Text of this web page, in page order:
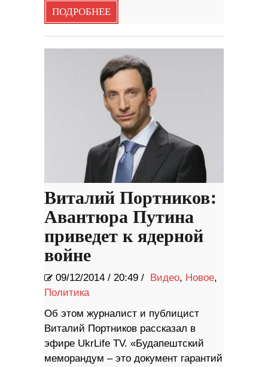
ПОДРОБНЕЕ
Виталий Портников:
Авантюра Путина
приведет к ядерной
войне
09/12/2014 / 20:49 / Видео, Новое,
Политика
Об этом журналист и публицист
Виталий Портников рассказал в
эфире UkrLife TV. «Будапештский
меморандум – это документ гарантий